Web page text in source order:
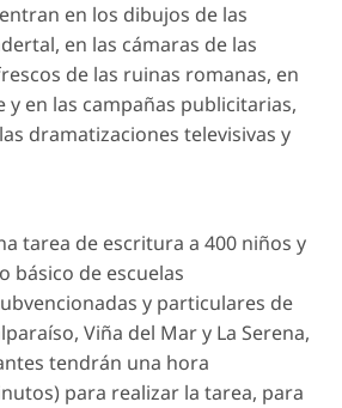
en los dibujos de las
en las cámaras de las
de las ruinas romanas, en
y en las campañas publicitarias,
dramatizaciones televisivas y
tarea de escritura a 400 niños y
básico de escuelas
y particulares de
Viña del Mar y La Serena,
tendrán una hora
para realizar la tarea, para